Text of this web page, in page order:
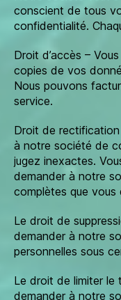
conscient de tous
confidentialité.
Droit d’accès –
copies de vos
Nous pouvons
service.
Droit de
à notre société de
jugez inexactes.
demander à notre
complètes que vous
Le droit de
demander à notre
personnelles sous
Le droit de limiter le
demander à notre